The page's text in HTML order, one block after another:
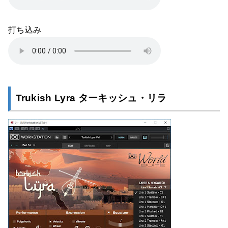
打ち込み
Trukish Lyra ターキッシュ・リラ